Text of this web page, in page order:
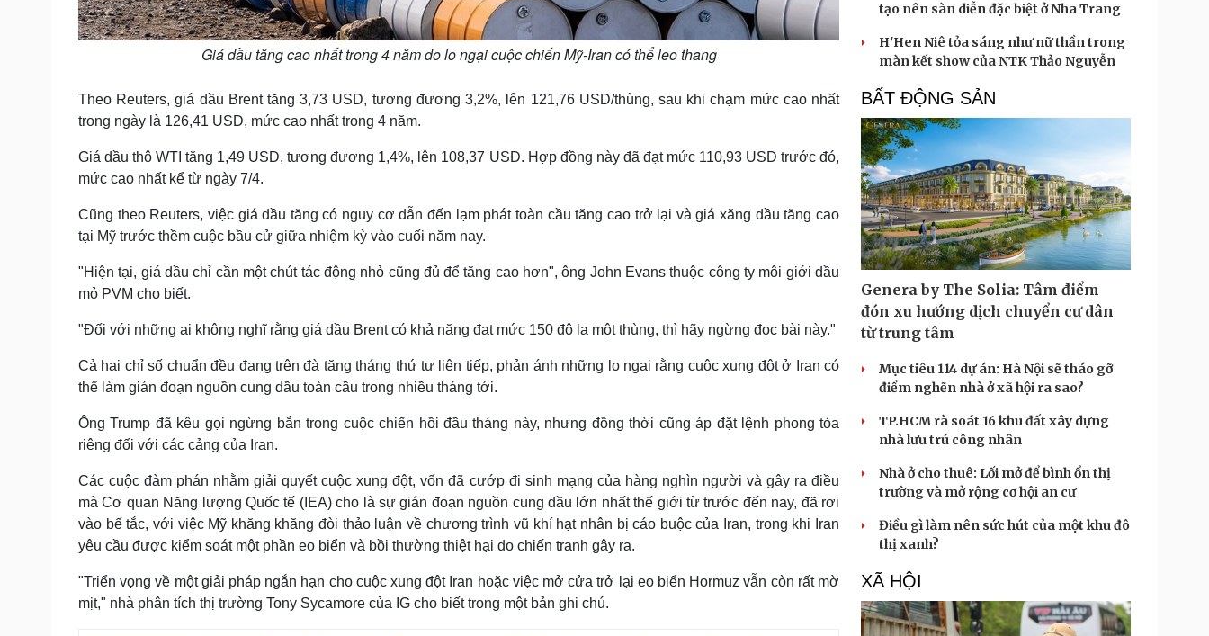
Giá dầu tăng cao nhất trong 4 năm do lo ngại cuộc chiến Mỹ-Iran có thể leo thang
Theo Reuters, giá dầu Brent tăng 3,73 USD, tương đương 3,2%, lên 121,76 USD/thùng, sau khi chạm mức cao nhất
trong ngày là 126,41 USD, mức cao nhất trong 4 năm.
Giá dầu thô WTI tăng 1,49 USD, tương đương 1,4%, lên 108,37 USD. Hợp đồng này đã đạt mức 110,93 USD trước đó,
mức cao nhất kể từ ngày 7/4.
Cũng theo Reuters, việc giá dầu tăng có nguy cơ dẫn đến lạm phát toàn cầu tăng cao trở lại và giá xăng dầu tăng cao
tại Mỹ trước thềm cuộc bầu cử giữa nhiệm kỳ vào cuối năm nay.
"Hiện tại, giá dầu chỉ cần một chút tác động nhỏ cũng đủ để tăng cao hơn", ông John Evans thuộc công ty môi giới dầu
mỏ PVM cho biết.
"Đối với những ai không nghĩ rằng giá dầu Brent có khả năng đạt mức 150 đô la một thùng, thì hãy ngừng đọc bài này."
Cả hai chỉ số chuẩn đều đang trên đà tăng tháng thứ tư liên tiếp, phản ánh những lo ngại rằng cuộc xung đột ở Iran có
thể làm gián đoạn nguồn cung dầu toàn cầu trong nhiều tháng tới.
Ông Trump đã kêu gọi ngừng bắn trong cuộc chiến hồi đầu tháng này, nhưng đồng thời cũng áp đặt lệnh phong tỏa
riêng đối với các cảng của Iran.
Các cuộc đàm phán nhằm giải quyết cuộc xung đột, vốn đã cướp đi sinh mạng của hàng nghìn người và gây ra điều
mà Cơ quan Năng lượng Quốc tế (IEA) cho là sự gián đoạn nguồn cung dầu lớn nhất thế giới từ trước đến nay, đã rơi
vào bế tắc, với việc Mỹ khăng khăng đòi thảo luận về chương trình vũ khí hạt nhân bị cáo buộc của Iran, trong khi Iran
yêu cầu được kiểm soát một phần eo biển và bồi thường thiệt hại do chiến tranh gây ra.
"Triển vọng về một giải pháp ngắn hạn cho cuộc xung đột Iran hoặc việc mở cửa trở lại eo biển Hormuz vẫn còn rất mờ
mịt," nhà phân tích thị trường Tony Sycamore của IG cho biết trong một bản ghi chú.
tạo nên sàn diễn đặc biệt ở Nha Trang
H'Hen Niê tỏa sáng như nữ thần trong
màn kết show của NTK Thảo Nguyễn
BẤT ĐỘNG SẢN
Genera by The Solia: Tâm điểm
đón xu hướng dịch chuyển cư dân
từ trung tâm
Mục tiêu 114 dự án: Hà Nội sẽ tháo gỡ
điểm nghẽn nhà ở xã hội ra sao?
TP.HCM rà soát 16 khu đất xây dựng
nhà lưu trú công nhân
Nhà ở cho thuê: Lối mở để bình ổn thị
trường và mở rộng cơ hội an cư
Điều gì làm nên sức hút của một khu đô
thị xanh?
XÃ HỘI